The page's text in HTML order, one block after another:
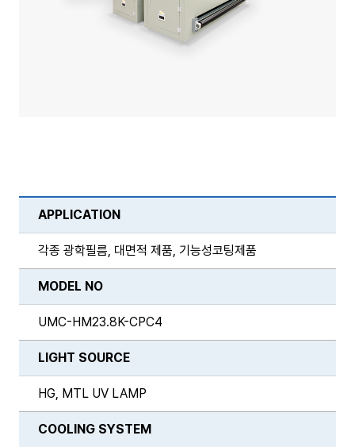
APPLICATION
각종 광학필름, 대면적 제품, 기능성코팅제품
MODEL NO
UMC-HM23.8K-CPC4
LIGHT SOURCE
HG, MTL UV LAMP
COOLING SYSTEM